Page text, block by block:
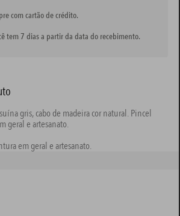
com cartão de crédito.
tem 7 dias a partir da data do recebimento.
gris, cabo de madeira cor natural. Pincel
geral e artesanato.
em geral e artesanato.